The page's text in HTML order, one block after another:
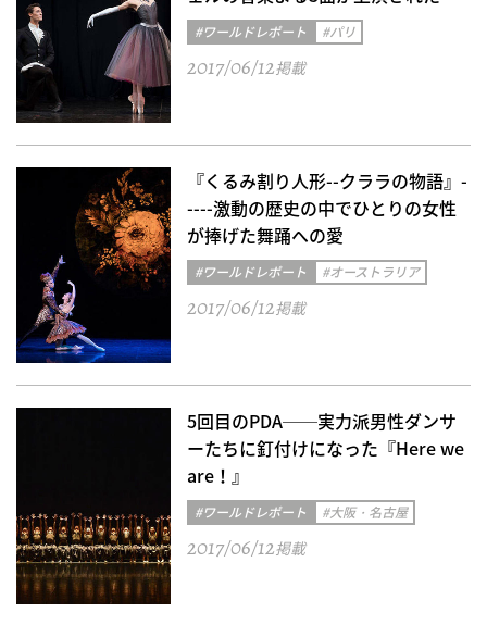
#ワールドレポート #パリ
2017/06/12掲載
『くるみ割り人形--クララの物語』-
----激動の歴史の中でひとりの女性
が捧げた舞踊への愛
#ワールドレポート #オーストラリア
2017/06/12掲載
5回目のPDA──実力派男性ダンサ
ーたちに釘付けになった『Here we
are！』
#ワールドレポート #大阪・名古屋
2017/06/12掲載